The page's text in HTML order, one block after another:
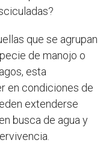
que se agrupan
de manojo o
esta
en condiciones de
extenderse
busca de agua y